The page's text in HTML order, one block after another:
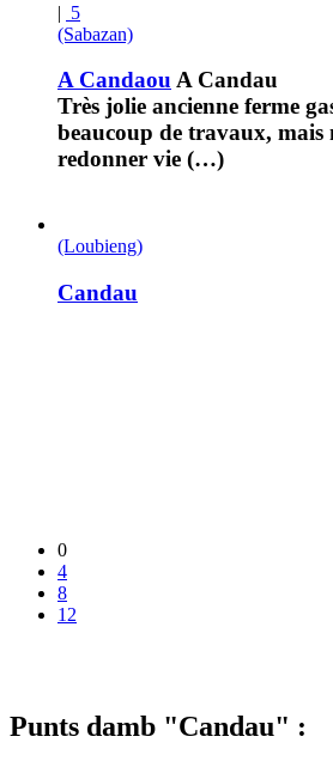
| 5
(Sabazan)
A Candaou A Candau
Très jolie ancienne ferme
beaucoup de travaux, mais
redonner vie (…)
(Loubieng)
Candau
0
4
8
12
Punts damb "Candau" :